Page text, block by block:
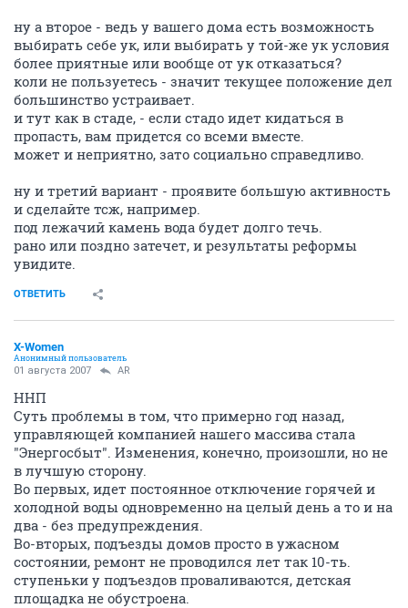
ну а второе - ведь у вашего дома есть возможность
выбирать себе ук, или выбирать у той-же ук условия
более приятные или вообще от ук отказаться?
коли не пользуетесь - значит текущее положение дел
большинство устраивает.
и тут как в стаде, - если стадо идет кидаться в
пропасть, вам придется со всеми вместе.
может и неприятно, зато социально справедливо.
ну и третий вариант - проявите большую активность
и сделайте тсж, например.
под лежачий камень вода будет долго течь.
рано или поздно затечет, и результаты реформы
увидите.
ОТВЕТИТЬ
X-Women
Анонимный пользователь
01 августа 2007 AR
ННП
Суть проблемы в том, что примерно год назад,
управляющей компанией нашего массива стала
"Энергосбыт". Изменения, конечно, произошли, но не
в лучшую сторону.
Во первых, идет постоянное отключение горячей и
холодной воды одновременно на целый день а то и на
два - без предупреждения.
Во-вторых, подъезды домов просто в ужасном
состоянии, ремонт не проводился лет так 10-ть.
ступеньки у подъездов проваливаются, детская
площадка не обустроена.